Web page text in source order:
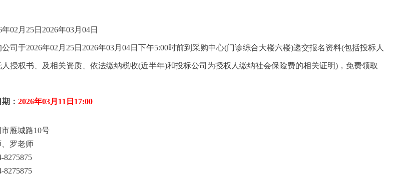
年02 月 25日 2026年03月 04日
公司于2026年02 月 25日 2026年03月 04日 下午5:00时前到采购中心(门诊综合大楼六楼)递交报名资料(包括投标人
授权书、 及相关资质 、依法缴纳税收(近半年)和投标公司为授权人缴纳社会保险费的相关证明)，免费领取
： 2026年03月 11 日 17:00
雁城路10号
罗老师
8275875
8275875